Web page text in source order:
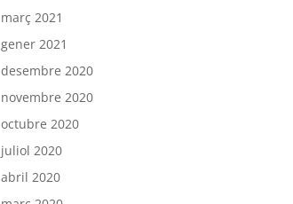
març 2021
gener 2021
desembre 2020
novembre 2020
octubre 2020
juliol 2020
abril 2020